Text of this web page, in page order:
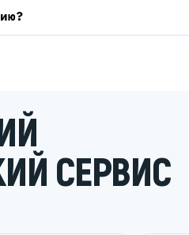
СЕРВИС